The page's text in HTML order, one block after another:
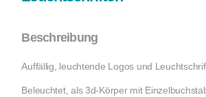
Beschreibung
Auffällig, leuchtende Logos und
Beleuchtet, als 3d-Körper mit